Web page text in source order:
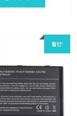
격:
할인!